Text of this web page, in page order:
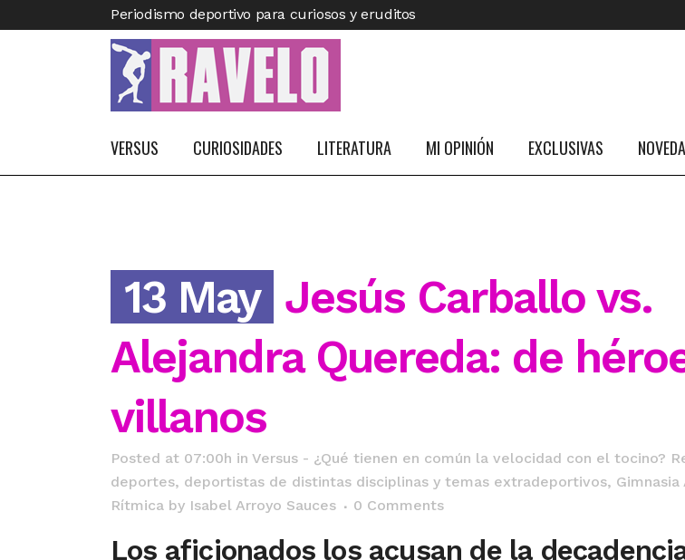
Periodismo deportivo para curiosos y eruditos
VERSUS CURIOSIDADES LITERATURA MI OPINIÓN EXCLUSIVAS
13 May Jesús Carballo vs.
Alejandra Quereda: de
villanos
Posted at 07:00h in Versus - ¿Qué tienen en común la velocidad con el tocino?
deportes, deportistas de distintas disciplinas y temas extradeportivos,
Rítmica by Isabel Arroyo Sauces 0 Comments
Los aficionados los acusan de la